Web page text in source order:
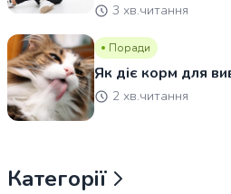
3 хв.читання
Поради
Як діє корм для
2 хв.читання
Категорії